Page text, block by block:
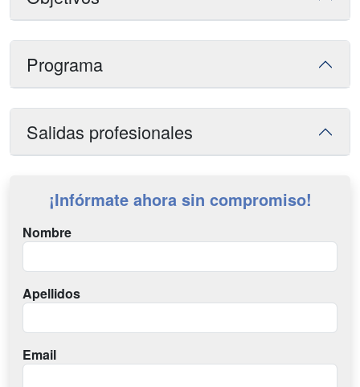
Programa
Salidas profesionales
¡Infórmate ahora sin compromiso!
Nombre
Apellidos
Email